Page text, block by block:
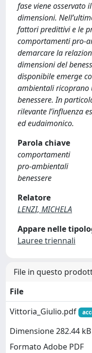
fase viene osservato
dimensioni.
fattori predittivi e le
comportamenti pro-
demarcare la
dimensioni del
disponibile emerge
ambientali
benessere. In
rilevante l’influenza
ed eudaimonico.
Parola chiave
comportamenti
pro-ambientali
benessere
Relatore
LENZI, MICHELA
Appare nelle
Lauree triennali
File in questo
File
Vittoria_Giulio.pdf
Dimensione 282.44 kB
Formato Adobe PDF